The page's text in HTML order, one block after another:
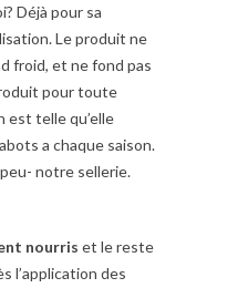
Déjà pour sa
Le produit ne
froid, et ne fond pas
pour toute
est telle qu’elle
a chaque saison.
notre sellerie.
nourris et le reste
l’application des